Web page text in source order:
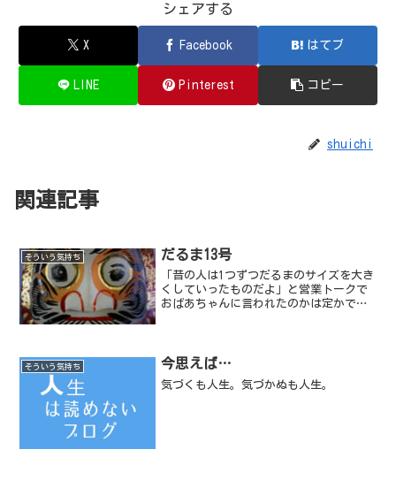
シェアする
X Facebook はてブ
LINE Pinterest コピー
shuichi
関連記事
そういう気持ち だるま13号
「昔の人は1つずつだるまのサイズを大き
くしていったものだよ」と営業トークで
おばあちゃんに言われたのかは定かでな
そういう気持ち 今思えば…
気づくも人生。気づかぬも人生。